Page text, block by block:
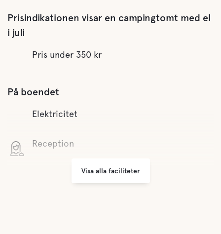
Prisindikationen visar en campingtomt med el
i juli
Pris under 350 kr
På boendet
Elektricitet
Reception
Visa alla faciliteter